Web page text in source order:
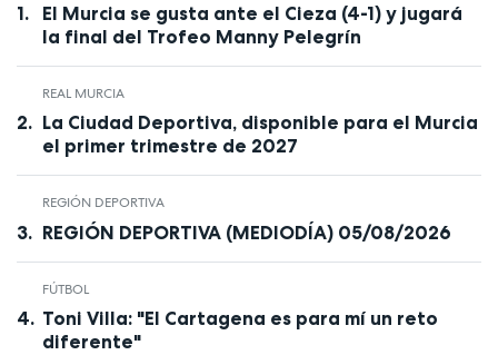
El Murcia se gusta ante el Cieza (4-1) y jugará
la final del Trofeo Manny Pelegrín
REAL MURCIA
La Ciudad Deportiva, disponible para el Murcia
el primer trimestre de 2027
REGIÓN DEPORTIVA
REGIÓN DEPORTIVA (MEDIODÍA) 05/08/2026
FÚTBOL
Toni Villa: "El Cartagena es para mí un reto
diferente"